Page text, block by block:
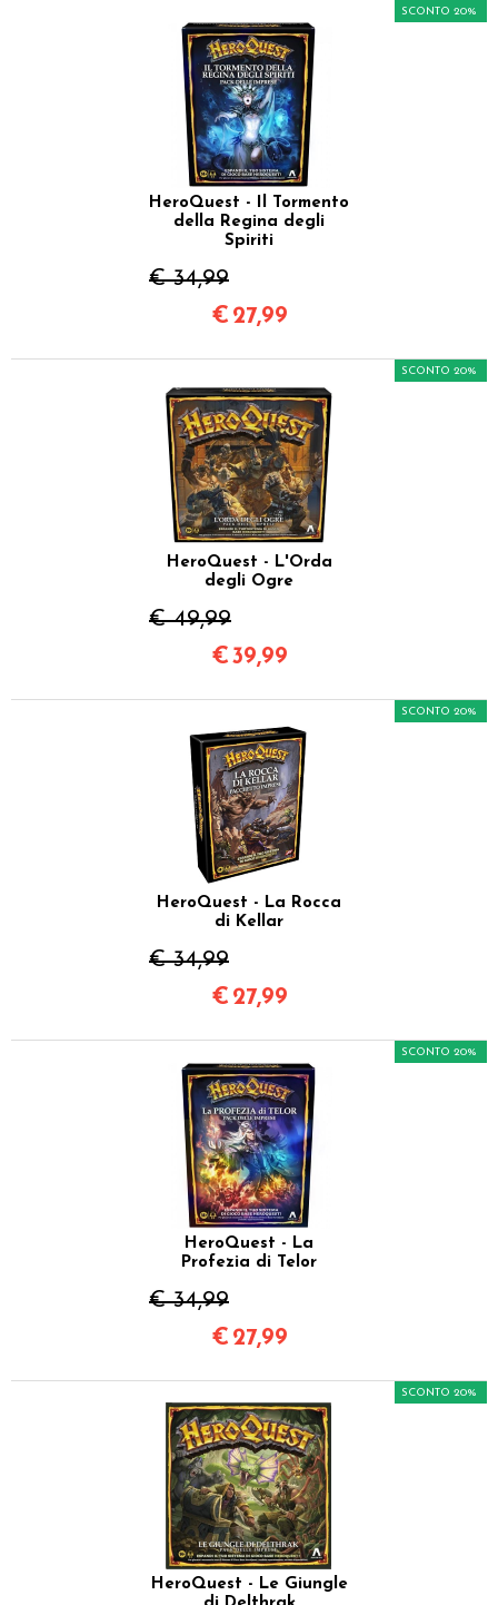
HeroQuest - Il Tormento
della Regina degli
Spiriti
€ 34,99
SCONTO 20%
€ 27,99
HeroQuest - L'Orda
degli Ogre
€ 49,99
SCONTO 20%
€39,99
HeroQuest - La Rocca
di Kellar
€ 34,99
SCONTO 20%
€ 27,99
HeroQuest - La
Profezia di Telor
€ 34,99
SCONTO 20%
€ 27,99
HeroQuest - Le Giungle
SCONTO 20%